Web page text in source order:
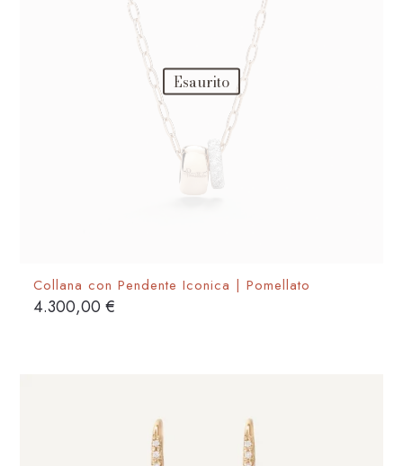
Esaurito
Collana con Pendente Iconica | Pomellato
4.300,00€